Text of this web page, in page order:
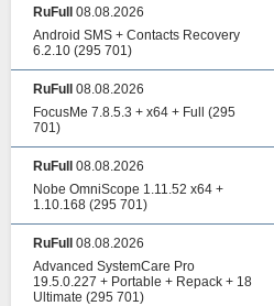
RuFull
08.08.2026
Android SMS + Contacts Recovery
6.2.10 (295 701)
RuFull
08.08.2026
FocusMe 7.8.5.3 + x64 + Full
(295
701)
RuFull
08.08.2026
Nobe OmniScope 1.11.52 x64 +
1.10.168 (295 701)
RuFull
08.08.2026
Advanced SystemCare Pro
19.5.0.227 + Portable + Repack + 18
Ultimate (295 701)